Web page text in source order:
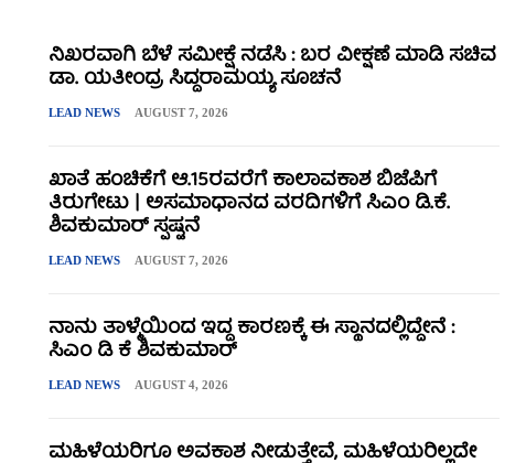
ನಿಖರವಾಗಿ ಬೆಳೆ ಸಮೀಕ್ಷೆ ನಡೆಸಿ : ಬರ ವೀಕ್ಷಣೆ ಮಾಡಿ ಸಚಿವ
ಡಾ. ಯತೀಂದ್ರ ಸಿದ್ದರಾಮಯ್ಯ ಸೂಚನೆ
LEAD NEWS AUGUST 7, 2026
ಖಾತೆ ಹಂಚಿಕೆಗೆ ಆ.15ರವರೆಗೆ ಕಾಲಾವಕಾಶ ಬಿಜೆಪಿಗೆ
ತಿರುಗೇಟು | ಅಸಮಾಧಾನದ ವರದಿಗಳಿಗೆ ಸಿಎಂ ಡಿ.ಕೆ.
ಶಿವಕುಮಾರ್ ಸ್ಪಷ್ಟನೆ
LEAD NEWS AUGUST 7, 2026
ನಾನು ತಾಳ್ಮೆಯಿಂದ ಇದ್ದ ಕಾರಣಕ್ಕೆ ಈ ಸ್ಥಾನದಲ್ಲಿದ್ದೇನೆ :
ಸಿಎಂ ಡಿ ಕೆ ಶಿವಕುಮಾರ್
LEAD NEWS AUGUST 4, 2026
ಮಹಿಳೆಯರಿಗೂ ಅವಕಾಶ ನೀಡುತ್ತೇವೆ, ಮಹಿಳೆಯರಿಲ್ಲದೇ